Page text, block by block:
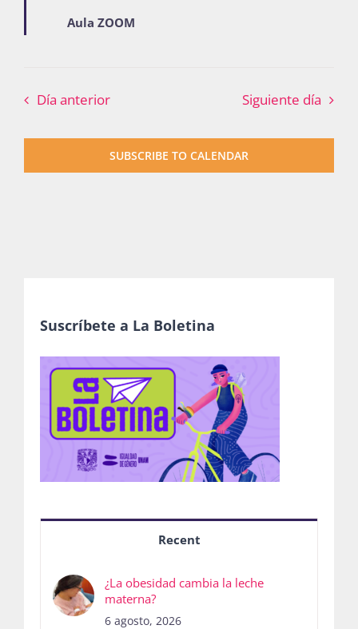
Aula ZOOM
Día anterior Siguiente día
SUBSCRIBE TO CALENDAR
Suscríbete a La Boletina
Recent
¿La obesidad cambia la leche
materna?
6 agosto, 2026